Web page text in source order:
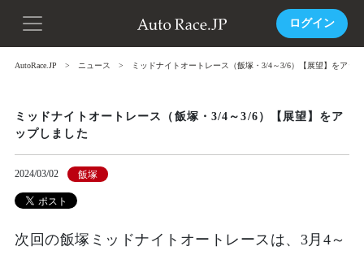
ログイン
AutoRace.JP ニュース ミッドナイトオートレース（飯塚・3/4～3/6）【展望】をアッ
ミッドナイトオートレース（飯塚・3/4～3/6）【展望】をア
ップしました
2024/03/02 飯塚
次回の飯塚ミッドナイトオートレースは、3月4～